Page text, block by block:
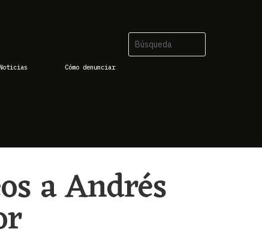
Cómo denunciar
a Andrés